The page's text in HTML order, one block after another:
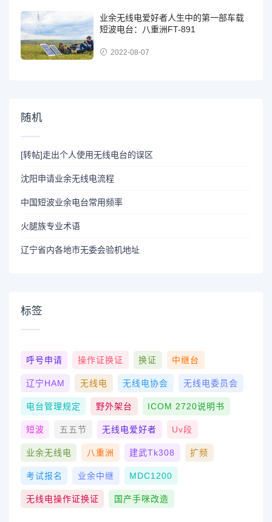
业余无线电爱好者人生中的第一部车载
短波电台：八重洲FT-891
2022-08-07
随机
[转帖]走出个人使用无线电台的误区
沈阳申请业余无线电流程
中国短波业余电台常用频率
火腿族专业术语
辽宁省内各地市无委会验机地址
标签
呼号申请 操作证换证 换证 中继台
辽宁HAM 无线电 无线电协会 无线电委员会
电台管理规定 野外架台 ICOM 2720说明书
短波 五五节 无线电爱好者 Uv段
业余无线电 八重洲 建武tk308 扩频
考试报名 业余中继 MDC1200
无线电操作证换证 国产手咪改造